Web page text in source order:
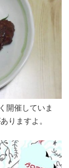
開催していま
りますよ。